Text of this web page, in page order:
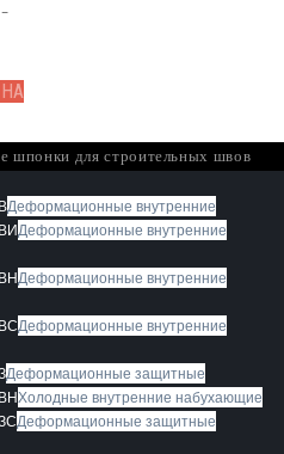
-
шпонки для строительных швов
Деформационные внутренние
Деформационные внутренние
Деформационные внутренние
Деформационные внутренние
Деформационные защитные
Холодные внутренние набухающие
Деформационные защитные